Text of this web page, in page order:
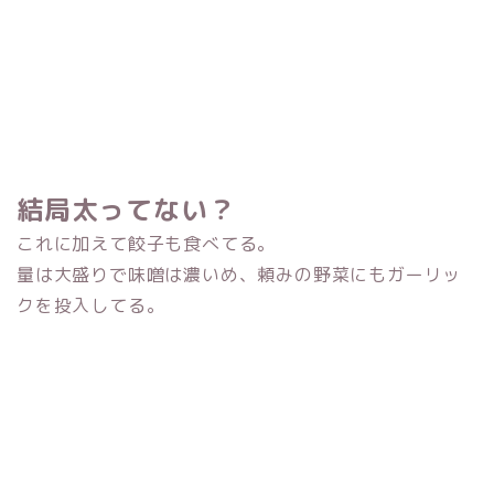
結局太ってない？
これに加えて餃子も食べてる。
量は大盛りで味噌は濃いめ、頼みの野菜にもガーリッ
クを投入してる。